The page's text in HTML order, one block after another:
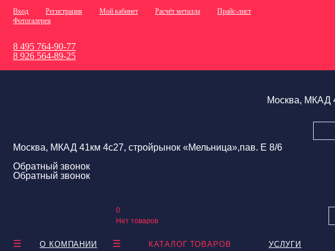
Вход Регистрация Мой кабинет Расчёт металла
Прайс-лист
Фотогалерея
8 495 764-90-77
8 926 564-89-25
Москва, МКАД
Москва, МКАД 41км 4с27, стройрынок «Мельница»,пав. Е 8/6
Обратный звонок
Обратный звонок
0
Нет товаров
О КОМПАНИИ КАТАЛОГ ТОВАРОВ УСЛУГИ